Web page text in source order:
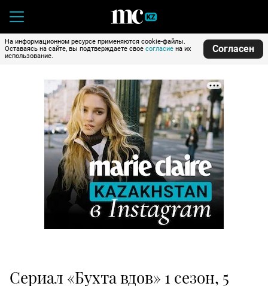
На информационном ресурсе применяются cookie-файлы.
Оставаясь на сайте, вы подтверждаете свое согласие на их
использование.
Согласен
Сериал «Бухта вдов» 1 сезон, 5